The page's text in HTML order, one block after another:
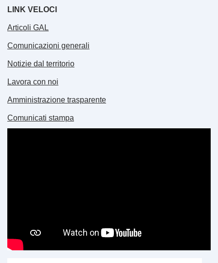
LINK VELOCI
Articoli GAL
Comunicazioni generali
Notizie dal territorio
Lavora con noi
Amministrazione trasparente
Comunicati stampa